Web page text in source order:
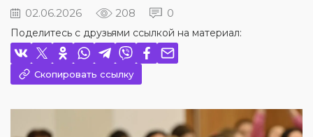
02.06.2026 208 0
Поделитесь с друзьями ссылкой на материал:
Скопировать ссылку